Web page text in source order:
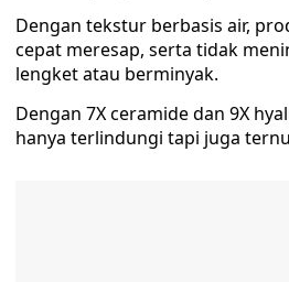
Dengan tekstur berbasis air,
cepat meresap, serta tidak
lengket atau berminyak.
Dengan 7X ceramide dan 9X
hanya terlindungi tapi juga